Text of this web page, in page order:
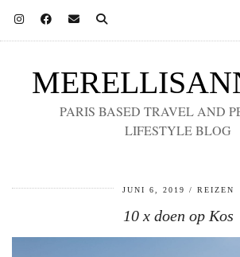
PARIS BASED TRAVEL AND
LIFESTYLE BLOG
JUNI 6, 2019 REIZEN
10 x doen op Kos